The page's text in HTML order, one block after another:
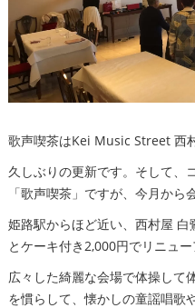
歌声喫茶はKei Music Street 西
久しぶりの更新です。そして、
「歌声喫茶」ですが、今月から
姫路駅からほど近い、西村屋
とケーキ付き2,000円でリニュー
広々した綺麗な会場で体操して
を慣らして、懐かしの童謡唱歌